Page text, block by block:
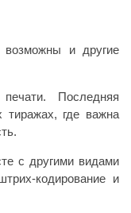
и другие
Последняя
тиражах, где важна
с другими видами
кодирование и